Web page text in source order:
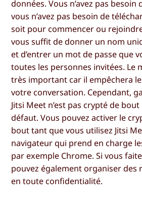
données. Vous n’avez pas besoin
vous n’avez pas besoin de
soit pour commencer ou
vous suffit de donner un nom
et d’entrer un mot de passe que
toutes les personnes invitées. Le
très important car il empêchera
votre conversation. Cependant,
Jitsi Meet n’est pas crypté de
défaut. Vous pouvez activer le
bout tant que vous utilisez Jitsi
navigateur qui prend en charge
par exemple Chrome. Si vous
pouvez également organiser des
en toute confidentialité.